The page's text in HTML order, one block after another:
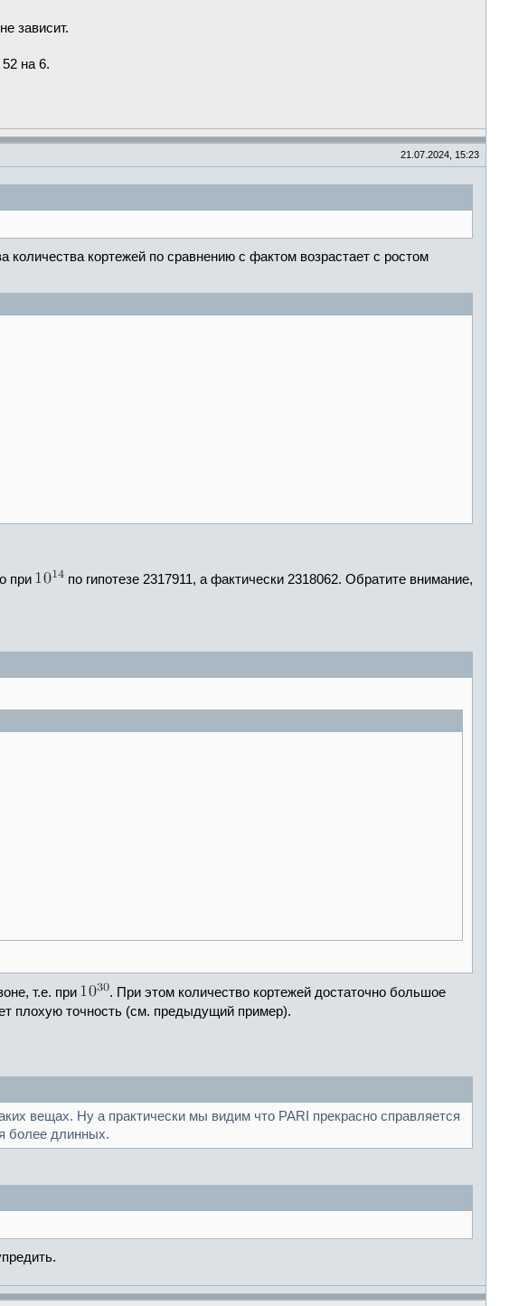
зависит.
на 6.
21.07.2024, 15:23
количества кортежей по сравнению с фактом возрастает с ростом
при
по гипотезе 2317911, а фактически 2318062. Обратите внимание,
т.е. при
. При этом количество кортежей достаточно большое
плохую точность (см. предыдущий пример).
вещах. Ну а практически мы видим что PARI прекрасно справляется
более длинных.